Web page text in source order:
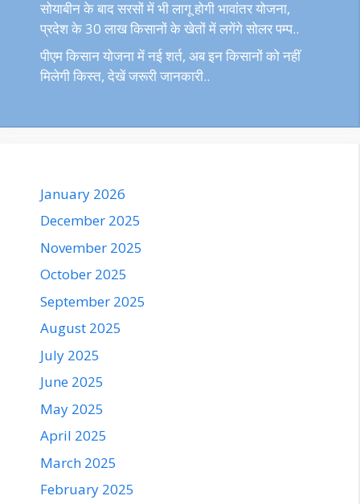
सोयाबीन के बाद सरसों में भी लागू होगी भावांतर योजना,
प्रदेश के 30 लाख किसानों के खेतों में लगेंगे सोलर पम्प..
पीएम किसान योजना में नई शर्त, अब इन किसानों को नहीं
मिलेगी किस्त, देखें जरूरी जानकारी..
January 2026
December 2025
November 2025
October 2025
September 2025
August 2025
July 2025
June 2025
May 2025
April 2025
March 2025
February 2025